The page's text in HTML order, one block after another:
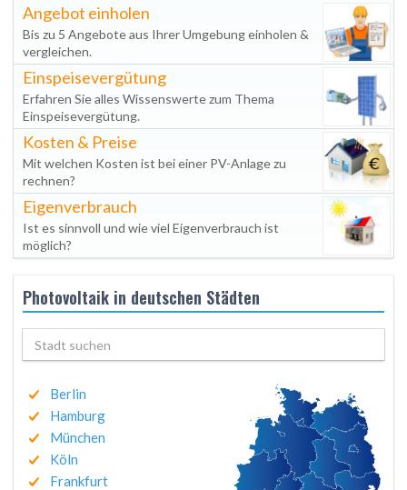
Angebot einholen
Bis zu 5 Angebote aus Ihrer Umgebung einholen &
vergleichen.
Einspeisevergütung
Erfahren Sie alles Wissenswerte zum Thema
Einspeisevergütung.
Kosten & Preise
Mit welchen Kosten ist bei einer PV-Anlage zu
rechnen?
Eigenverbrauch
Ist es sinnvoll und wie viel Eigenverbrauch ist
möglich?
Photovoltaik in deutschen Städten
Berlin
Hamburg
München
Köln
Frankfurt